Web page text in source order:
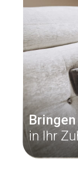
Einsatzgebiet
in Ihr